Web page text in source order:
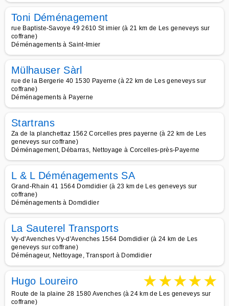
Toni Déménagement
rue Baptiste-Savoye 49 2610 St imier (à 21 km de Les geneveys sur
coffrane)
Déménagements à Saint-Imier
Mülhauser Sàrl
rue de la Bergerie 40 1530 Payerne (à 22 km de Les geneveys sur
coffrane)
Déménagements à Payerne
Startrans
Za de la planchettaz 1562 Corcelles pres payerne (à 22 km de Les
geneveys sur coffrane)
Déménagement, Débarras, Nettoyage à Corcelles-près-Payerne
L & L Déménagements SA
Grand-Rhain 41 1564 Domdidier (à 23 km de Les geneveys sur
coffrane)
Déménagements à Domdidier
La Sauterel Transports
Vy-d'Avenches Vy-d'Avenches 1564 Domdidier (à 24 km de Les
geneveys sur coffrane)
Déménageur, Nettoyage, Transport à Domdidier
Hugo Loureiro ★★★★★
Route de la plaine 28 1580 Avenches (à 24 km de Les geneveys sur
coffrane)